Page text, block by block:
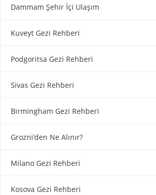
Dammam Şehir İçi Ulaşım
Kuveyt Gezi Rehberi
Podgoritsa Gezi Rehberi
Sivas Gezi Rehberi
Birmingham Gezi Rehberi
Grozni'den Ne Alınır?
Milano Gezi Rehberi
Kosova Gezi Rehberi